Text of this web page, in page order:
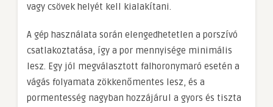
vagy csövek helyét kell kialakítani.
A gép használata során elengedhetetlen a porszívó
csatlakoztatása, így a por mennyisége minimális
lesz. Egy jól megválasztott falhoronymaró esetén a
vágás folyamata zökkenőmentes lesz, és a
pormentesség nagyban hozzájárul a gyors és tiszta